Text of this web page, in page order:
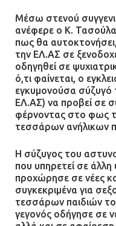
Μέσω στενού
ανέφερε ο Κ.
πως θα
την ΕΛ.ΑΣ σε
οδηγηθεί σε
ό,τι φαίνεται, ο
εγκυμονούσα σύζυγό
ΕΛ.ΑΣ) να προβεί σε
φέρνοντας στο φως
τεσσάρων ανήλικων
Η σύζυγος του
που υπηρετεί σε
προχώρησε σε νέες
συγκεκριμένα για
τεσσάρων παιδιών
γεγονός οδήγησε σε